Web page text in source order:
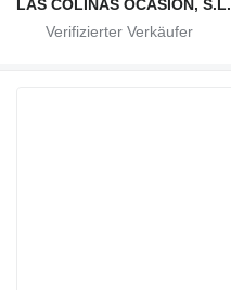
LAS COLINAS OCASION, S.L.